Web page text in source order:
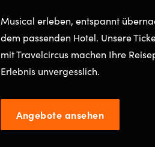
Musical erleben, entspannt
dem passenden Hotel. Unsere
mit Travelcircus machen Ihre
Erlebnis unvergesslich.
Angebote ansehen